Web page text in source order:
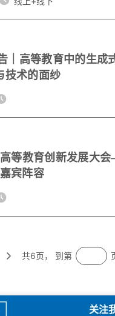
｜高等教育中的生成
技术的面纱
高等教育创新发展大
宾阵容
共6页， 到第
关注